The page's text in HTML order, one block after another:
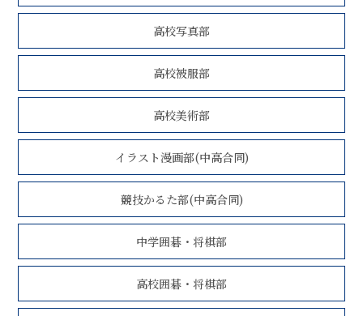
高校写真部
高校被服部
高校美術部
イラスト漫画部(中高合同)
競技かるた部(中高合同)
中学囲碁・将棋部
高校囲碁・将棋部